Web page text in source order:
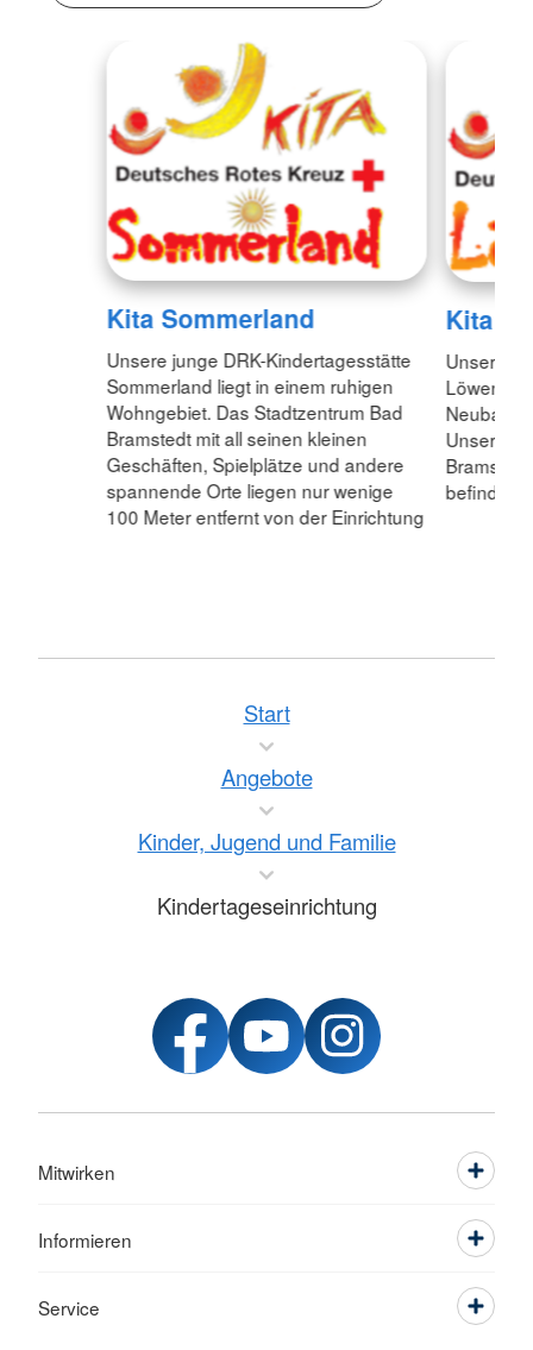
Kita Sommerland
Unsere junge DRK-Kindertagesstätte
Sommerland liegt in einem ruhigen
Wohngebiet. Das Stadtzentrum Bad
Bramstedt mit all seinen kleinen
Geschäften, Spielplätze und andere
spannende Orte liegen nur wenige
100 Meter entfernt von der Einrichtung
Kita
Unsere
Unser
befindet
Start
Angebote
Kinder, Jugend und Familie
Kindertageseinrichtung
Mitwirken
Informieren
Service